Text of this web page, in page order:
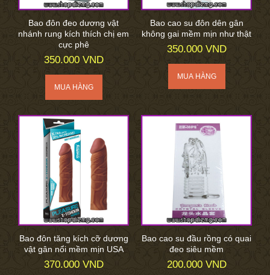
Bao đôn đeo dương vật
nhánh rung kích thích chị em
cực phê
350.000 VND
Bao cao su đôn dên gân
không gai mềm mịn như thật
350.000 VND
Bao đôn tăng kích cỡ dương
vật gân nổi mềm mịn USA
370.000 VND
Bao cao su đầu rồng có quai
đeo siêu mềm
200.000 VND